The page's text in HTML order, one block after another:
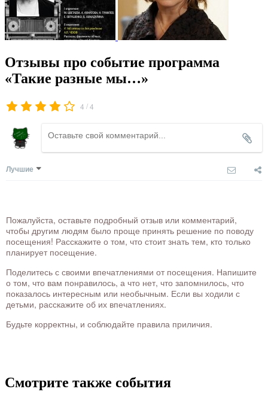
Отзывы про событие программа
«Такие разные мы…»
4 /4
Лучшие
Пожалуйста, оставьте подробный отзыв или комментарий,
чтобы другим людям было проще принять решение по поводу
посещения! Расскажите о том, что стоит знать тем, кто только
планирует посещение.
Поделитесь с своими впечатлениями от посещения. Напишите
о том, что вам понравилось, а что нет, что запомнилось, что
показалось интересным или необычным. Если вы ходили с
детьми, расскажите об их впечатлениях.
Будьте корректны, и соблюдайте правила приличия.
Смотрите также события